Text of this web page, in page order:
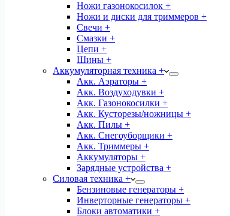
Ножи газонокосилок +
Ножи и диски для триммеров +
Свечи +
Смазки +
Цепи +
Шины +
Аккумуляторная техника +
Акк. Аэраторы +
Акк. Воздуходувки +
Акк. Газонокосилки +
Акк. Кусторезы/ножницы +
Акк. Пилы +
Акк. Снегоуборщики +
Акк. Триммеры +
Аккумуляторы +
Зарядные устройства +
Силовая техника +
Бензиновые генераторы +
Инверторные генераторы +
Блоки автоматики +